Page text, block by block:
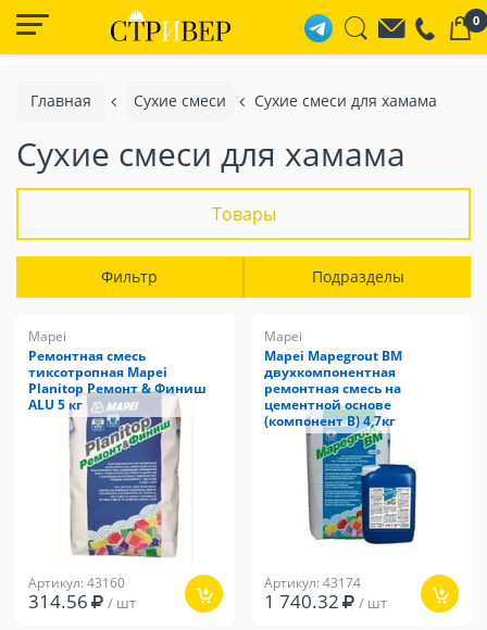
0
Главная Сухие смеси Сухие смеси для хамама
Сухие смеси для хамама
Товары
Фильтр Подразделы
Mapei
Ремонтная смесь
тиксотропная Mapei
Planitop Ремонт & Финиш
ALU 5 кг
Артикул: 43160
314.56 / шт
Mapei
Mapei Mapegrout BM
двухкомпонентная
ремонтная смесь на
цементной основе
(компонент В) 4,7кг
Артикул: 43174
1 740.32 / шт